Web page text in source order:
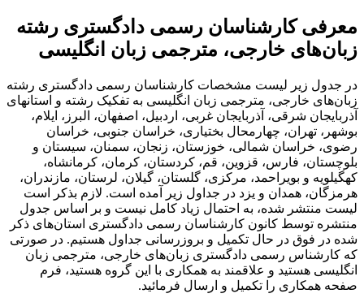
کارشناسان رسمی دادگستری رشته
خارجی، مترجمی زبان انگلیسی
زیر لیست مشخصات کارشناسان رسمی دادگستری رشته
خارجی، مترجمی زبان انگلیسی به تفکیک رشته و استانهای
شرقی، آذربایجان غربی، اردبیل، اصفهان، البرز، ایلام،
تهران، چهارمحال بختیاری، خراسان جنوبی، خراسان
خراسان شمالی، خوزستان، زنجان، سمنان، سیستان و
فارس، قزوین، قم، کردستان، کرمان، کرمانشاه،
و بویراحمد، مرکزی، گلستان، گیلان، لرستان، مازندران،
همدان و یزد در جداول زیر آمده است. لازم بذکر است
منتشر شده، به احتمال زیاد کامل نیست و بر اساس جدول
توسط کانون کارشناسان رسمی دادگستری استان‌های ذکر
فوق در حال تکمیل و بروزرسانی جداول هستیم. در صورتی
رسمی دادگستری زبان‌های خارجی، مترجمی زبان
هستید و علاقمند به همکاری با این گروه هستید، فرم
همکاری را تکمیل و ارسال فرمائید.